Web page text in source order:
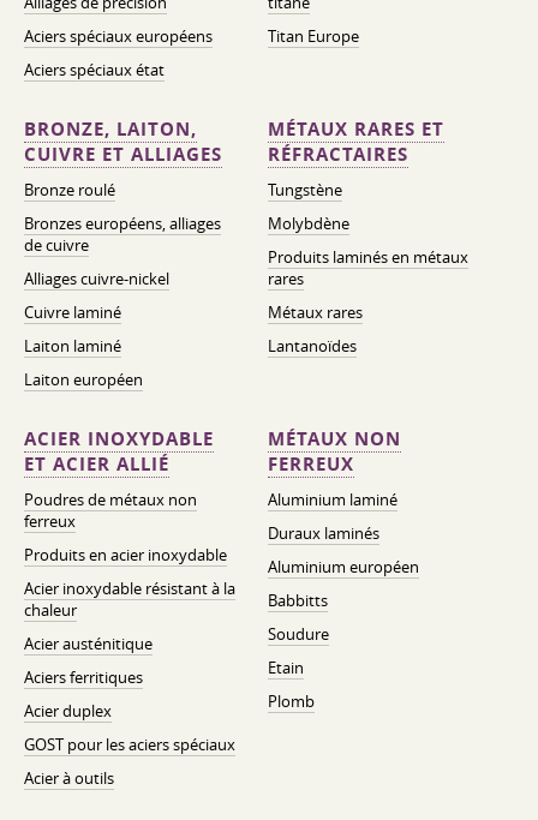
Aciers spéciaux européens
Aciers spéciaux état
Titan Europe
BRONZE, LAITON,
CUIVRE ET ALLIAGES
Bronze roulé
Bronzes européens, alliages
de cuivre
Alliages cuivre-nickel
Cuivre laminé
Laiton laminé
Laiton européen
MÉTAUX RARES ET
RÉFRACTAIRES
Tungstène
Molybdène
Produits laminés en métaux
rares
Métaux rares
Lantanoïdes
ACIER INOXYDABLE
ET ACIER ALLIÉ
Poudres de métaux non
ferreux
Produits en acier inoxydable
Acier inoxydable résistant à la
chaleur
Acier austénitique
Aciers ferritiques
Acier duplex
GOST pour les aciers spéciaux
Acier à outils
MÉTAUX NON
FERREUX
Aluminium laminé
Duraux laminés
Aluminium européen
Babbitts
Soudure
Etain
Plomb